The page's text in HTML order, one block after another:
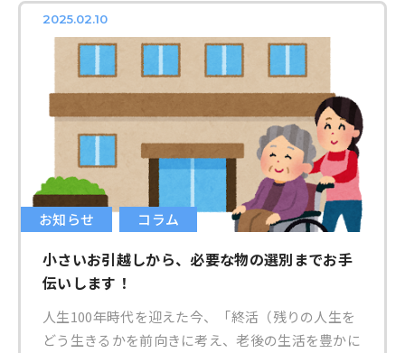
2025.02.10
お知らせ コラム
小さいお引越しから、必要な物の選別までお手
伝いします！
人生100年時代を迎えた今、「終活（残りの人生を
どう生きるかを前向きに考え、老後の生活を豊かに